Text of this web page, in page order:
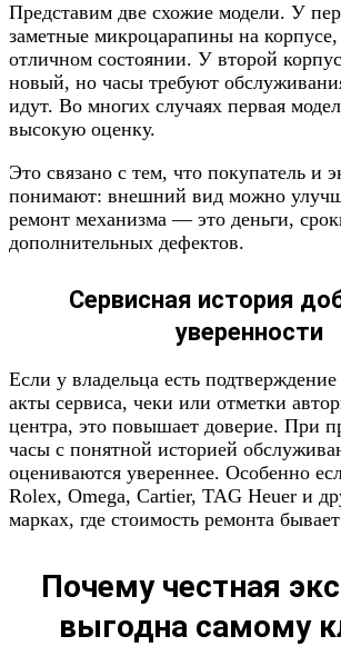
Представим две схожие модели. У
заметные микроцарапины на
отличном состоянии. У второй
новый, но часы требуют
идут. Во многих случаях первая
высокую оценку.
Это связано с тем, что покупатель и
понимают: внешний вид можно
ремонт механизма — это деньги,
дополнительных дефектов.
Сервисная история
уверенности
Если у владельца есть
акты сервиса, чеки или отметки
центра, это повышает доверие. При
часы с понятной историей
оцениваются увереннее. Особенно
Rolex, Omega, Cartier, TAG Heuer и
марках, где стоимость ремонта
Почему честная
выгодна самому